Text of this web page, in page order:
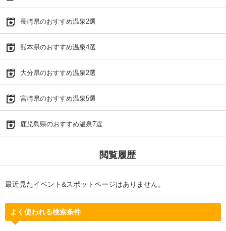
長崎県のおすすめ温泉2選
熊本県のおすすめ温泉4選
大分県のおすすめ温泉2選
宮崎県のおすすめ温泉5選
鹿児島県のおすすめ温泉7選
閲覧履歴
最近見たイベント&スポットページはありません。
よく使われる検索条件